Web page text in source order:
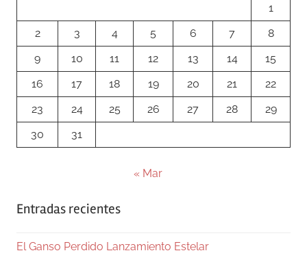
1
2
3 4 5 6 7
8
9
10 11 12 13 14
15
16
17 18 19 20 21
22
23
24 25 26 27 28
29
30
31
« Mar
Entradas recientes
El Ganso Perdido Lanzamiento Estelar